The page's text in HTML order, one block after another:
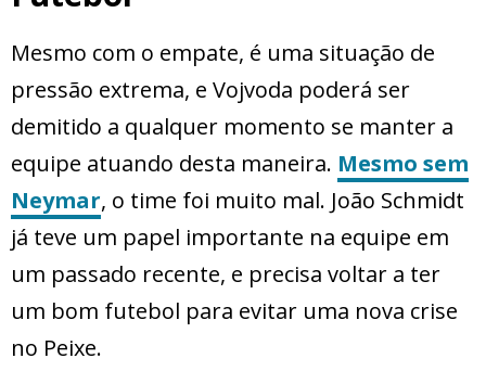
Mesmo com o empate, é uma situação de
pressão extrema, e Vojvoda poderá ser
demitido a qualquer momento se manter a
equipe atuando desta maneira. Mesmo sem
Neymar, o time foi muito mal. João Schmidt
já teve um papel importante na equipe em
um passado recente, e precisa voltar a ter
um bom futebol para evitar uma nova crise
no Peixe.